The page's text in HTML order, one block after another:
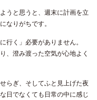
うと思うと、週末に計画を立
なりがちです。
行く」必要がありません。
、澄み渡った空気が心地よく
らぎ、そしてふと見上げた夜
日でなくても日常の中に感じ